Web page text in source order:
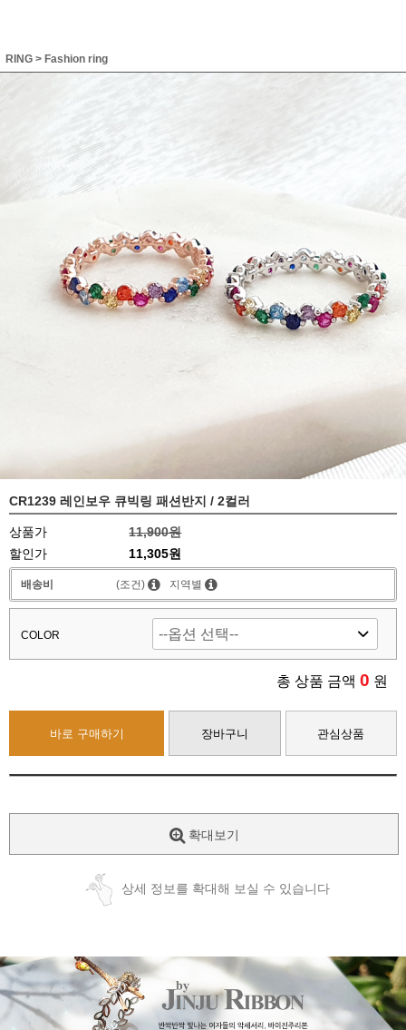
RING > Fashion ring
CR1239 레인보우 큐빅링 패션반지 / 2컬러
상품가
11,900원
할인가
11,305원
배송비 (조건) 지역별
COLOR
총 상품 금액 0 원
바로 구매하기 장바구니 관심상품
확대보기
상세 정보를 확대해 보실 수 있습니다